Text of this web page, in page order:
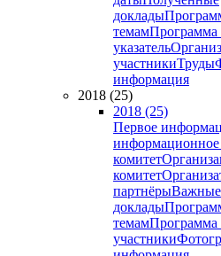
доклады
темамПрограмма
указатель
участникиТруды
информация
2018 (25)
2018 (25)
Первое
комитет
комитет
партнёры
доклады
темамПрограмма
участники